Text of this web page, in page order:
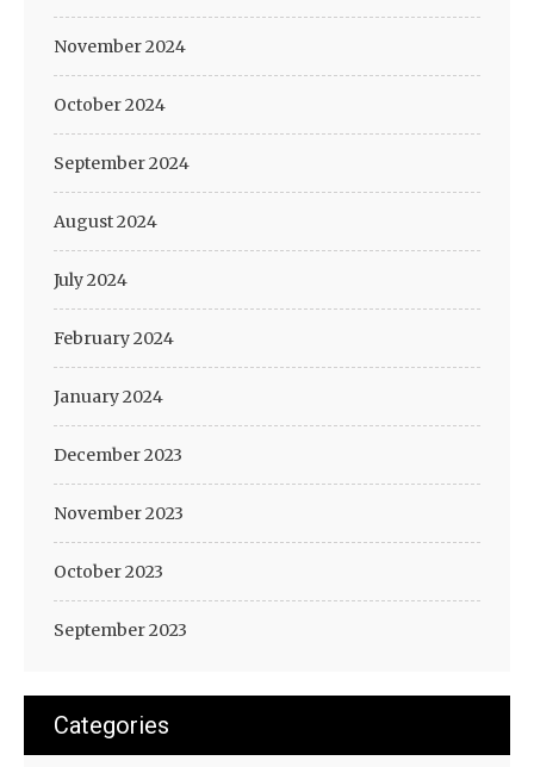
November 2024
October 2024
September 2024
August 2024
July 2024
February 2024
January 2024
December 2023
November 2023
October 2023
September 2023
Categories